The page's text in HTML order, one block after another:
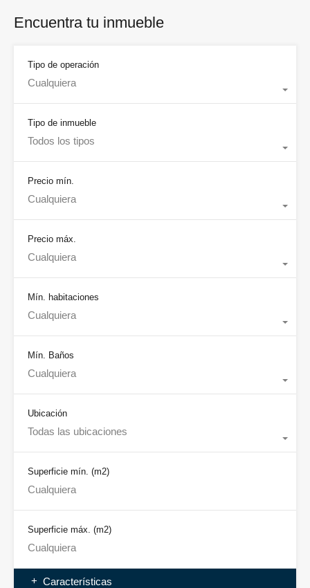
Encuentra tu inmueble
Tipo de operación
Cualquiera
Tipo de inmueble
Todos los tipos
Precio mín.
Cualquiera
Precio máx.
Cualquiera
Mín. habitaciones
Cualquiera
Mín. Baños
Cualquiera
Ubicación
Todas las ubicaciones
Superficie mín. (m2)
Superficie máx. (m2)
Características